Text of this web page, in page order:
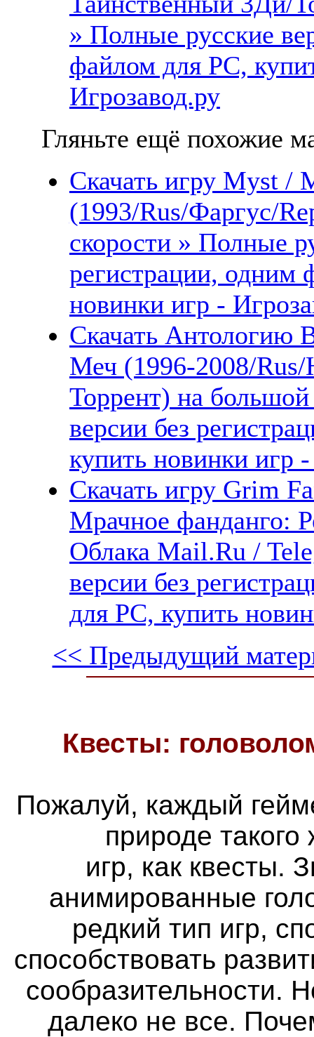
» Полные русские
файлом для PC,
Игрозавод.ру
Гляньте ещё похожие
Скачать игру Myst /
(1993/Rus/Фаргус/
скорости » Полные
регистрации, одним
новинки игр -
Скачать Антологию
Меч (1996-2008/
Торрент) на
версии без
купить новинки игр
Скачать игру Grim
Мрачное фанданго:
Облака Mail.Ru /
версии без
для PC, купить
<< Предыдущий
Квесты:
Пожалуй, каждый
природе
игр, как квесты.
анимированные
редкий тип игр,
способствовать
сообразительности.
далеко не все.